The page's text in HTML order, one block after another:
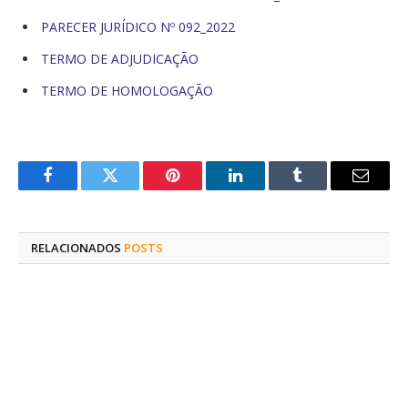
PARECER JURÍDICO Nº 092_2022
TERMO DE ADJUDICAÇÃO
TERMO DE HOMOLOGAÇÃO
FacebookTwitter Pinterest O
Tumblr
E-
RELACIONADOS POSTS